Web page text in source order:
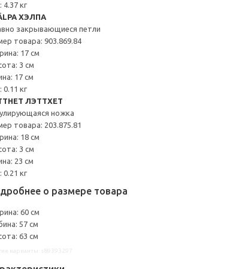
4.37 кг
ХЭЛПА
закрывающиеся петли
товара: 903.869.84
17 см
3 см
17 см
0.11 кг
ЛЭТТХЕТ
ножка
товара: 203.875.81
18 см
3 см
23 см
0.21 кг
о размере товара
60 см
57 см
63 см